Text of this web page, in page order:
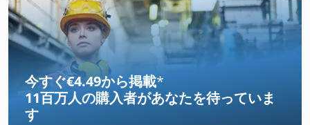
今すぐ€4.49から掲載*
11百万人の購入者があなたを待っていま
す